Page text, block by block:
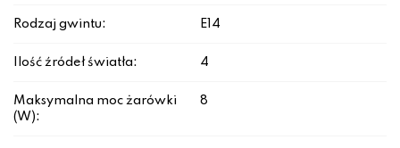
Rodzaj gwintu: E14
Ilość źródeł światła: 4
Maksymalna moc żarówki
(W):
8